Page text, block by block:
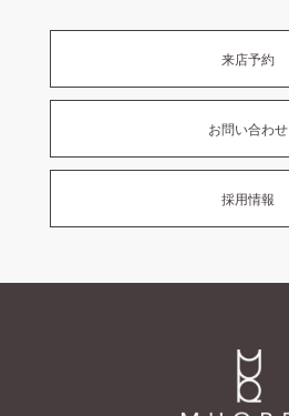
来店予約
お問い合わせ
採用情報